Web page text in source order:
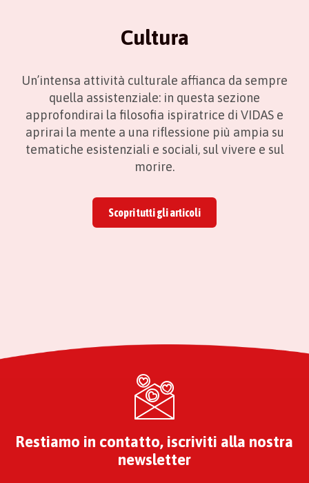
Cultura
Un’intensa attività culturale affianca da sempre
quella assistenziale: in questa sezione
approfondirai la filosofia ispiratrice di VIDAS e
aprirai la mente a una riflessione più ampia su
tematiche esistenziali e sociali, sul vivere e sul
morire.
Scopri tutti gli articoli
Restiamo in contatto, iscriviti alla nostra
newsletter